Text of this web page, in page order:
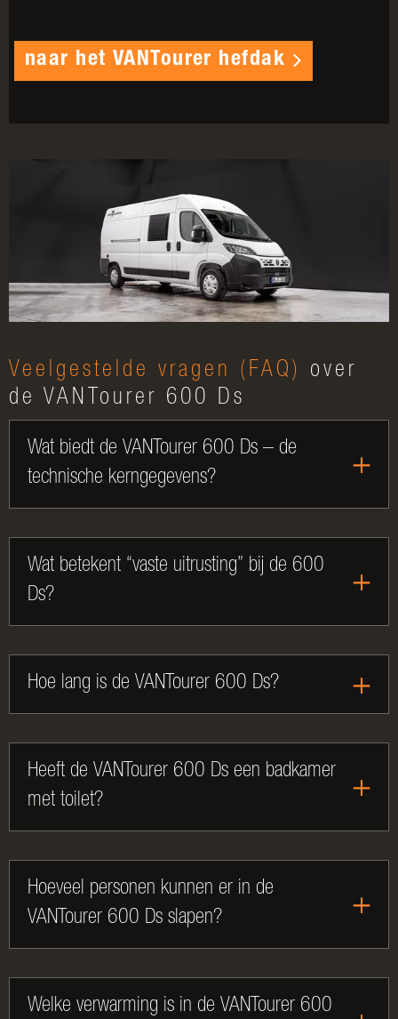
naar het VANTourer hefdak
Veelgestelde vragen (FAQ)
over
de VANTourer 600 Ds
Wat biedt de VANTourer 600 Ds – de
technische kerngegevens?
Wat betekent “vaste uitrusting” bij de 600
Ds?
Hoe lang is de VANTourer 600 Ds?
Heeft de VANTourer 600 Ds een badkamer
met toilet?
Hoeveel personen kunnen er in de
VANTourer 600 Ds slapen?
Welke verwarming is in de VANTourer 600